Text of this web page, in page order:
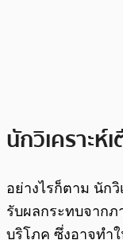
นักวิเคราะ
อย่างไรก็ตาม นักวิ
รับผลกระทบจาก
บริโภค ซึ่งอาจทำ